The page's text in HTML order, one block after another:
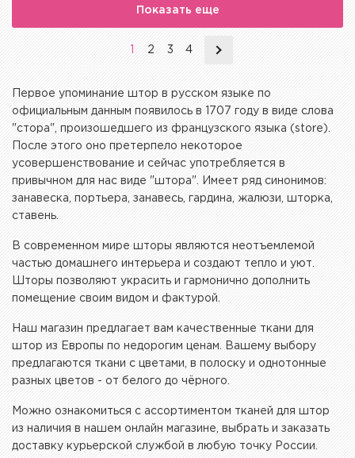
Показать еще
2 3 4
Первое упоминание штор в русском языке по
официальным данным появилось в 1707 году в виде слова
"стора", произошедшего из французского языка (store).
После этого оно претерпело некоторое
усовершенствование и сейчас употребляется в
привычном для нас виде "штора". Имеет ряд синонимов:
занавеска, портьера, занавесь, гардина, жалюзи, шторка,
ставень.
В современном мире шторы являются неотъемлемой
частью домашнего интерьера и создают тепло и уют.
Шторы позволяют украсить и гармонично дополнить
помещение своим видом и фактурой.
Наш магазин предлагает вам качественные ткани для
штор из Европы по недорогим ценам. Вашему выбору
предлагаются ткани с цветами, в полоску и однотонные
разных цветов - от белого до чёрного.
Можно ознакомиться с ассортиментом тканей для штор
из наличия в нашем онлайн магазине, выбрать и заказать
доставку курьерской службой в любую точку России.